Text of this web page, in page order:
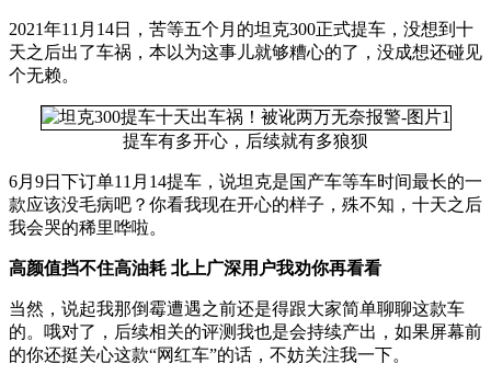
2021年11月14日，苦等五个月的坦克300正式提车，没想到十
天之后出了车祸，本以为这事儿就够糟心的了，没成想还碰见
个无赖。
提车有多开心，后续就有多狼狈
6月9日下订单11月14提车，说坦克是国产车等车时间最长的一
款应该没毛病吧？你看我现在开心的样子，殊不知，十天之后
我会哭的稀里哗啦。
高颜值挡不住高油耗 北上广深用户我劝你再看看
当然，说起我那倒霉遭遇之前还是得跟大家简单聊聊这款车
的。哦对了，后续相关的评测我也是会持续产出，如果屏幕前
的你还挺关心这款“网红车”的话，不妨关注我一下。